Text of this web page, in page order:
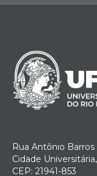
Rua Antônio Barros
Cidade
CEP: 21941-853